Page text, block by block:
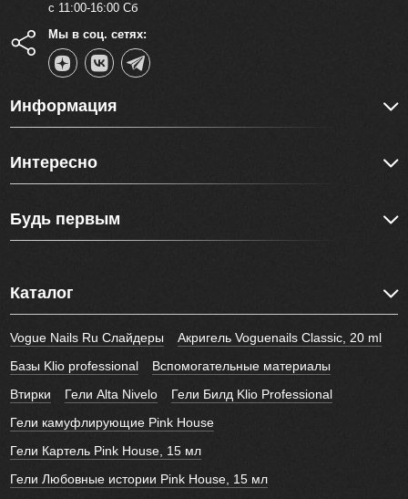
с 11:00-16:00 Сб
Мы в соц. сетях:
Информация
Интересно
Будь первым
Каталог
Vogue Nails Ru Слайдеры
Акригель Voguenails Classic, 20 ml
Базы Klio professional
Вспомогательные материалы
Втирки
Гели Alta Nivelo
Гели Билд Klio Professional
Гели камуфлирующие Pink House
Гели Картель Pink House, 15 мл
Гели Любовные истории Pink House, 15 мл